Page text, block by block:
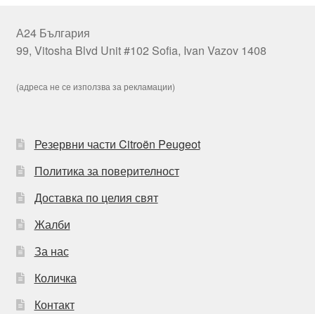
А24 България
99, Vitosha Blvd Unit #102 Sofia, Ivan Vazov 1408
(адреса не се използва за рекламации)
Резервни части Citroën Peugeot
Политика за поверителност
Доставка по целия свят
Жалби
За нас
Количка
Контакт